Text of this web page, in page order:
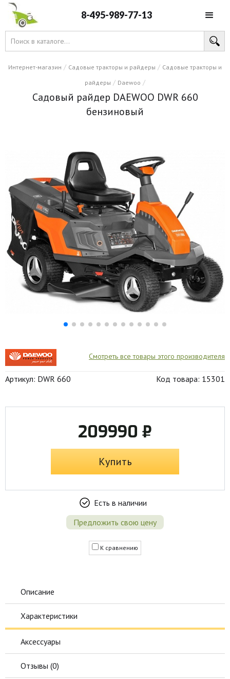
8-495-989-77-13
Интернет-магазин / Садовые тракторы и райдеры / Садовые тракторы и
райдеры / Daewoo /
Садовый райдер DAEWOO DWR 660
бензиновый
Смотреть все товары этого производителя
Артикул: DWR 660 Код товара: 15301
209990 ₽
Купить
Есть в наличии
Предложить свою цену
К сравнению
Описание
Характеристики
Аксессуары
Отзывы (0)